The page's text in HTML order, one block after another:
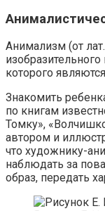
Анимализм (от лат.
которого
Знакомить
по книгам
Томку»,
автором и
что художнику-
наблюдать за
образ, передать